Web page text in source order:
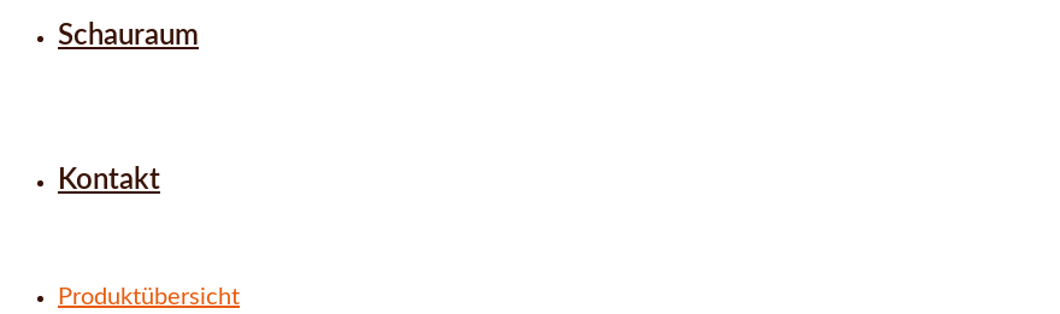
Schauraum
Kontakt
Produktübersicht